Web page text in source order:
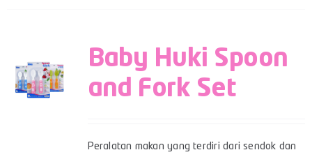
Baby Huki Spoon
and Fork Set
Peralatan makan yang terdiri dari sendok dan